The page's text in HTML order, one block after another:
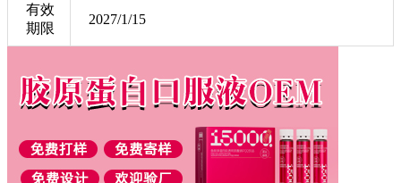
有效
期限
2027/1/15